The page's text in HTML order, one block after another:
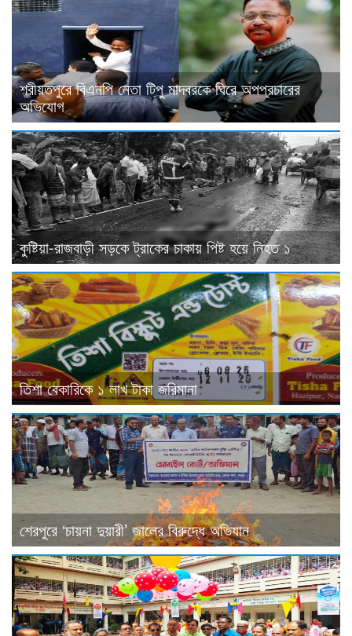
শরীয়তপুরে বিএনপি নেতা টিপু মাদবরকে ঘিরে অপপ্রচারের
অভিযোগ
কুষ্টিয়া-রাজবাড়ী সড়কে ট্রাকের চাকায় পিষ্ট হয়ে নিহত ১
তিশা বেকারিকে ১ লাখ টাকা জরিমানা
শেরপুরে ‘চায়না দুয়ারী’ জালের বিরুদ্ধে অভিযান